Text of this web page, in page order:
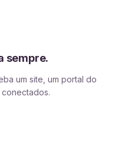
sempre.
um site, um portal do